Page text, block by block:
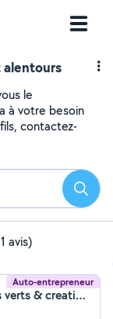
alentours
le
à votre besoin
contactez-
avis)
Auto-entrepreneur
Giovanni Cerci (Acer espaces verts & creation)